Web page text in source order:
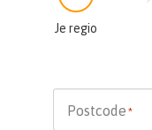
Je regio
Postcode *